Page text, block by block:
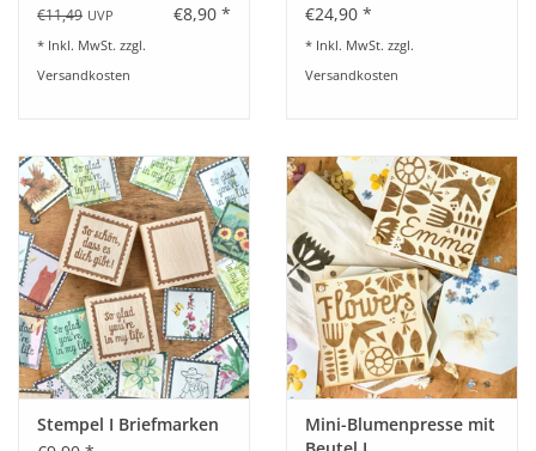
€11,49 UVP €8,90 *
* Inkl. MwSt. zzgl.
Versandkosten
€24,90 *
* Inkl. MwSt. zzgl.
Versandkosten
Stempel I Briefmarken
Mini-Blumenpresse mit